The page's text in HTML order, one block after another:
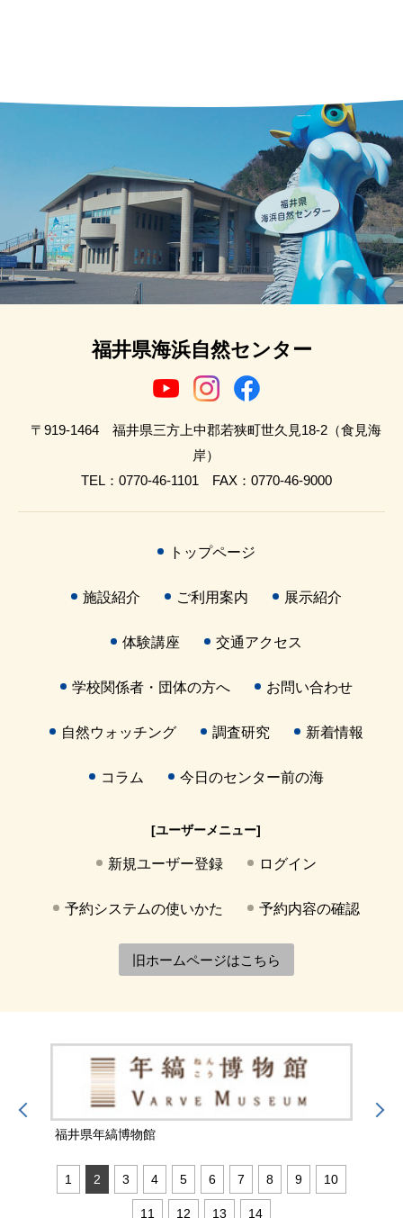
福井県海浜自然センター
〒919-1464 福井県三方上中郡若狭町世久見18-2（食見海
岸）
TEL：0770-46-1101 FAX：0770-46-9000
トップページ
施設紹介 ご利用案内 展示紹介
体験講座 交通アクセス
学校関係者・団体の方へ お問い合わせ
自然ウォッチング 調査研究 新着情報
コラム 今日のセンター前の海
[ユーザーメニュー]
新規ユーザー登録 ログイン
予約システムの使いかた 予約内容の確認
旧ホームページはこちら
福井県年縞博物館
1 2 3 4 5 6 7 8 9 10
11 12 13 14